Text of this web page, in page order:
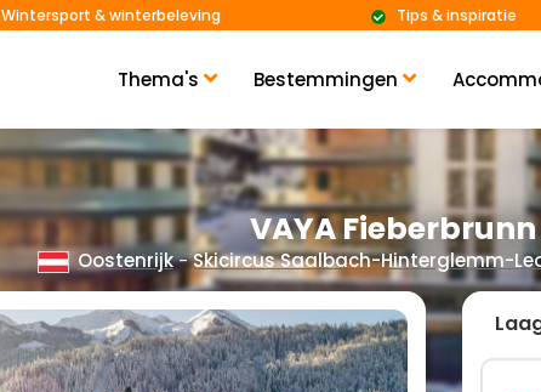
Thema's Bestemmingen
Wintersport & winterbeleving Tips & inspiratie
VAYA Fieberbrunn
Oostenrijk-Skicircus Saalbach-Hinterglemm-